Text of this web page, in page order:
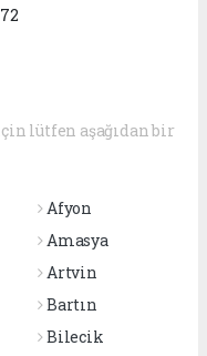
lütfen aşağıdan bir
Afyon
Amasya
Artvin
Bartın
Bilecik